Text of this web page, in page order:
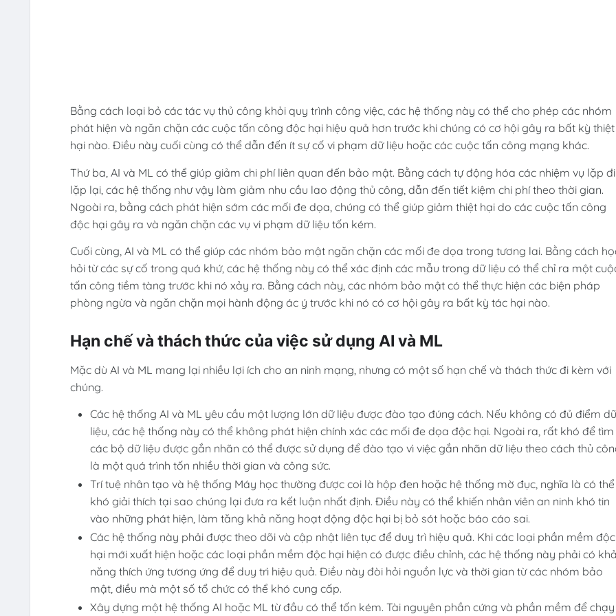
Bằng cách loại bỏ các tác vụ thủ công khỏi quy trình công việc, các hệ thống này có thể cho phép các nhóm
phát hiện và ngăn chặn các cuộc tấn công độc hại hiệu quả hơn trước khi chúng có cơ hội gây ra bất kỳ thiệt
hại nào. Điều này cuối cùng có thể dẫn đến ít sự cố vi phạm dữ liệu hoặc các cuộc tấn công mạng khác.
Thứ ba, AI và ML có thể giúp giảm chi phí liên quan đến bảo mật. Bằng cách tự động hóa các nhiệm vụ lặp đi
lặp lại, các hệ thống như vậy làm giảm nhu cầu lao động thủ công, dẫn đến tiết kiệm chi phí theo thời gian.
Ngoài ra, bằng cách phát hiện sớm các mối đe dọa, chúng có thể giúp giảm thiệt hại do các cuộc tấn công
độc hại gây ra và ngăn chặn các vụ vi phạm dữ liệu tốn kém.
Cuối cùng, AI và ML có thể giúp các nhóm bảo mật ngăn chặn các mối đe dọa trong tương lai. Bằng cách
hỏi từ các sự cố trong quá khứ, các hệ thống này có thể xác định các mẫu trong dữ liệu có thể chỉ ra một
tấn công tiềm tàng trước khi nó xảy ra. Bằng cách này, các nhóm bảo mật có thể thực hiện các biện pháp
phòng ngừa và ngăn chặn mọi hành động ác ý trước khi nó có cơ hội gây ra bất kỳ tác hại nào.
Hạn chế và thách thức của việc sử dụng AI và ML
Mặc dù AI và ML mang lại nhiều lợi ích cho an ninh mạng, nhưng có một số hạn chế và thách thức đi kèm với
chúng.
Các hệ thống AI và ML yêu cầu một lượng lớn dữ liệu được đào tạo đúng cách. Nếu không có đủ điểm
liệu, các hệ thống này có thể không phát hiện chính xác các mối đe dọa độc hại. Ngoài ra, rất khó để tìm
các bộ dữ liệu được gắn nhãn có thể được sử dụng để đào tạo vì việc gắn nhãn dữ liệu theo cách thủ
là một quá trình tốn nhiều thời gian và công sức.
Trí tuệ nhân tạo và hệ thống Máy học thường được coi là hộp đen hoặc hệ thống mờ đục, nghĩa là có thể
khó giải thích tại sao chúng lại đưa ra kết luận nhất định. Điều này có thể khiến nhân viên an ninh khó tin
vào những phát hiện, làm tăng khả năng hoạt động độc hại bị bỏ sót hoặc báo cáo sai.
Các hệ thống này phải được theo dõi và cập nhật liên tục để duy trì hiệu quả. Khi các loại phần mềm độc
hại mới xuất hiện hoặc các loại phần mềm độc hại hiện có được điều chỉnh, các hệ thống này phải có
năng thích ứng tương ứng để duy trì hiệu quả. Điều này đòi hỏi nguồn lực và thời gian từ các nhóm bảo
mật, điều mà một số tổ chức có thể khó cung cấp.
Xây dựng một hệ thống AI hoặc ML từ đầu có thể tốn kém. Tài nguyên phần cứng và phần mềm để chạy